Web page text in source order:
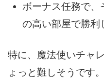
ボーナス任務で、
の高い部屋で勝利
特に、魔法使いチャ
ょっと難しそうです。